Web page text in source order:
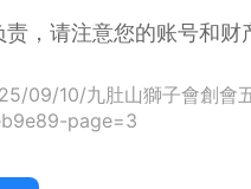
，请注意您的账号和财
09/10/九肚山獅子會創會
page=3